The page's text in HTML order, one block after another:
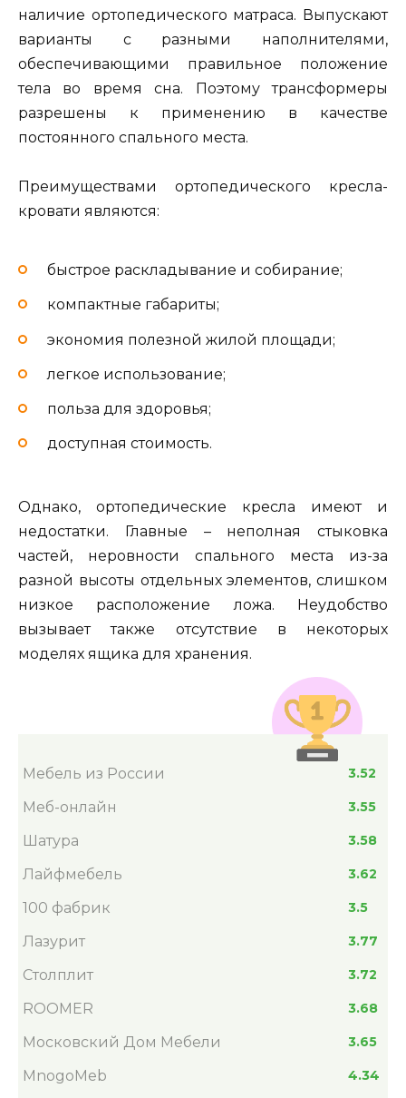
наличие ортопедического матраса. Выпускают
варианты с разными наполнителями,
обеспечивающими правильное положение
тела во время сна. Поэтому трансформеры
разрешены к применению в качестве
постоянного спального места.
Преимуществами ортопедического кресла-
кровати являются:
быстрое раскладывание и собирание;
компактные габариты;
экономия полезной жилой площади;
легкое использование;
польза для здоровья;
доступная стоимость.
Однако, ортопедические кресла имеют и
недостатки. Главные – неполная стыковка
частей, неровности спального места из-за
разной высоты отдельных элементов, слишком
низкое расположение ложа. Неудобство
вызывает также отсутствие в некоторых
моделях ящика для хранения.
Мебель из России 3.52
Меб-онлайн 3.55
Шатура 3.58
Лайфмебель 3.62
100 фабрик 3.5
Лазурит 3.77
Столплит 3.72
ROOMER 3.68
Московский Дом Мебели 3.65
MnogoMeb 4.34